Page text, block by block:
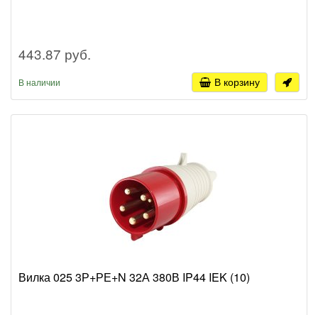
443.87 руб.
В наличии В корзину
Вилка 025 3Р+РЕ+N 32А 380В IP44 IEK (10)